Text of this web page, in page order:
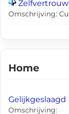
Omschrijving:
Home
Gelijkgeslaagd
Omschrijving: